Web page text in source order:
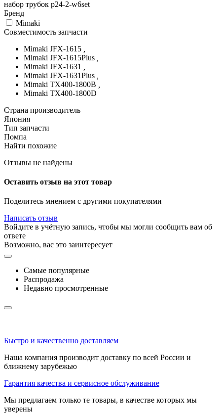
набор трубок p24-2-w6set
Бренд
Mimaki
Совместимость запчасти
Mimaki JFX-1615
Mimaki JFX-1615Plus
Mimaki JFX-1631
Mimaki JFX-1631Plus
Mimaki TX400-1800B
Mimaki TX400-1800D
Страна производитель
Япония
Тип запчасти
Помпа
Найти похожие
Отзывы не найдены
Оставить отзыв на этот товар
Поделитесь мнением с другими покупателями
Написать отзыв
Войдите в учётную запись, чтобы мы могли сообщить вам об
ответе
Возможно, вас это заинтересует
Самые популярные
Распродажа
Недавно просмотренные
Быстро и качественно доставляем
Наша компания производит доставку по всей России и
ближнему зарубежью
Гарантия качества и сервисное обслуживание
Мы предлагаем только те товары, в качестве которых мы
уверены